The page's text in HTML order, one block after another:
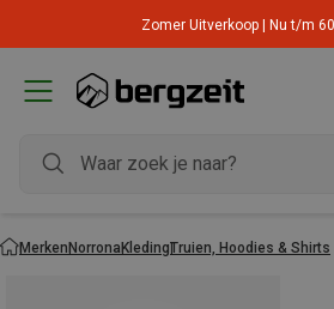
Zomer Uitverkoop | Nu t/m
MerkenNorronaKledingTruien, Hoodies & Shirts